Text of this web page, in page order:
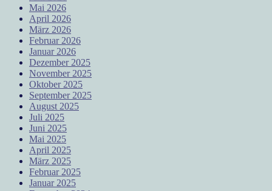
Mai 2026
April 2026
März 2026
Februar 2026
Januar 2026
Dezember 2025
November 2025
Oktober 2025
September 2025
August 2025
Juli 2025
Juni 2025
Mai 2025
April 2025
März 2025
Februar 2025
Januar 2025